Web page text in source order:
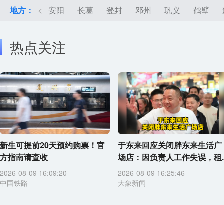
地方： < 安阳 长葛 登封 邓州 巩义 鹤壁
热点关注
新生可提前20天预约购票！官
方指南请查收
2026-08-09 16:09:20
中国铁路
于东来回应关闭胖东来生活广
场店：因负责人工作失误，租
2026-08-09 16:25:46
大象新闻